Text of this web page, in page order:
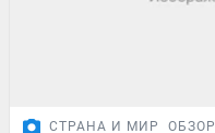
СТРАНА И МИР ОБЗОР